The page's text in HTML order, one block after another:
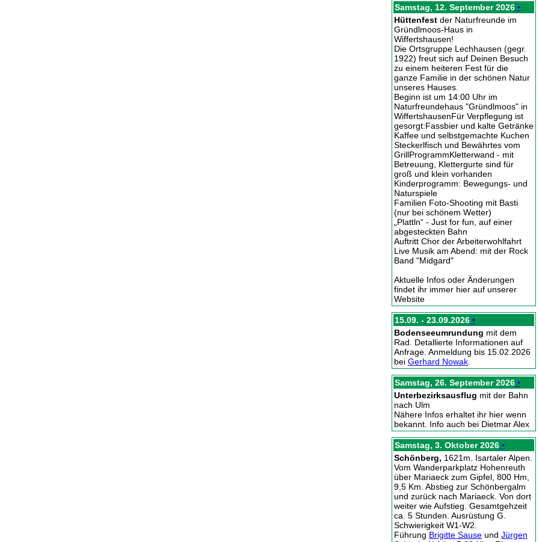
Samstag, 12. September 2026 •
Hüttenfest der Naturfreunde im
Gründlmoos-Haus in
Wiffertshausen!
Die Ortsgruppe Lechhausen (gegr.
1922) freut sich auf Deinen Besuch
zu einem heiteren Fest für die
ganze Familie in der schönen Natur
unseres Hauses.
Beginn ist um 14:00 Uhr im
Naturfreundehaus "Gründlmoos" in
WiffertshausenFür Verpflegung ist
gesorgt:Fassbier und kalte Getränke
Kaffee und selbstgemachte Kuchen
Steckerlfisch und Bewährtes vom
GrillProgrammKletterwand - mit
Betreuung, Klettergurte sind für
groß und klein vorhanden
Kinderprogramm: Bewegungs- und
Naturspiele
Familien Foto-Shooting mit Basti
(nur bei schönem Wetter)
„Plattln“ - Just for fun, auf einer
abgesteckten Bahn
Auftritt Chor der Arbeiterwohlfahrt
Live Musik am Abend: mit der Rock
Band "Midgard"
Aktuelle Infos oder Änderungen
findet ihr immer hier auf unserer
Website
15.09. - 23.09.2026 •
Bodenseeumrundung mit dem
Rad. Detallierte Informationen auf
Anfrage. Anmeldung bis 15.02.2026
bei Gerhard Nowak
Samstag, 26. September 2026 •
Unterbezirksausflug mit der Bahn
nach Ulm
Nähere Infos erhaltet ihr hier wenn
bekannt. Info auch bei Dietmar Alex
Samstag, 3. Oktober 2026 •
Schönberg, 1621m. Isartaler Alpen.
Vom Wanderparkplatz Hohenreuth
über Mariaeck zum Gipfel, 800 Hm,
9,5 Km. Abstieg zur Schönbergalm
und zurück nach Mariaeck. Von dort
weiter wie Aufstieg. Gesamtgehzeit
ca. 5 Stunden. Ausrüstung G.
Schwierigkeit W1-W2.
Führung Brigitte Sause und Jürgen